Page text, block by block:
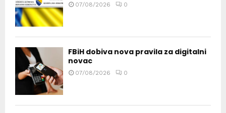
07/08/2026 0
FBiH dobiva nova pravila za digitalni
novac
07/08/2026 0